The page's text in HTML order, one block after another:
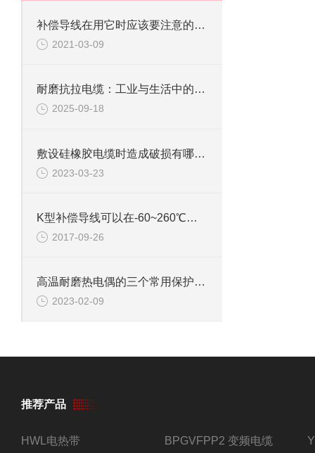
补偿导线在用它时应该要注意的问题
2021-03-09
耐磨抗拉电缆：工业与生活中的坚韧纽带
2025-09-18
敷设硅橡胶电缆时造成破损有哪些因素？
2023-03-23
K型补偿导线可以在-60~260℃环境下工作
2017-09-26
高温耐磨热电偶的三个常用保护套管材质
2023-02-09
推荐产品
HWL电热带 BPGVFPP2 变频电缆